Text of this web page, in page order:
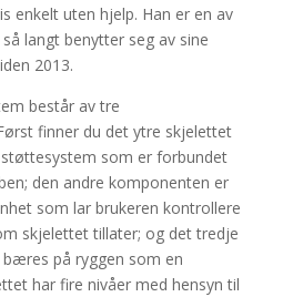
enkelt uten hjelp. Han er en av
langt benytter seg av sine
2013.
består av tre
finner du det ytre skjelettet
som er forbundet
den andre komponenten er
som lar brukeren kontrollere
skjelettet tillater; og det tredje
på ryggen som en
har fire nivåer med hensyn til